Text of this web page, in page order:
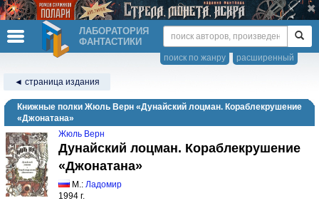
ЛАБОРАТОРИЯ
ФАНТАСТИКИ
расширенный
поиск по жанру
◄ страница издания
Книжные полки Жюль Верн «Дунайский лоцман. Кораблекрушение
«Джонатана»
Жюль Верн
Дунайский лоцман. Кораблекрушение
«Джонатана»
М.: Ладомир
1994 г.